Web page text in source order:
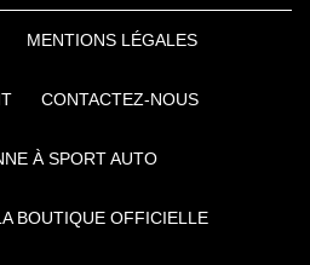
MENTIONS LÉGALES
CONTACTEZ-NOUS
À SPORT AUTO
BOUTIQUE OFFICIELLE